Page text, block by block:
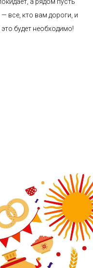
а рядом пусть
все, кто вам дороги, и
будет необходимо!